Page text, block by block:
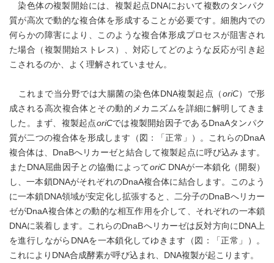
染色体の複製開始には、複製起点DNAにおいて複数のタンパク
質が高次で動的な複合体を形成することが必要です。細胞内での
何らかの障害により、このような複合体形成プロセスが阻害され
た場合（複製開始ストレス）、対応してどのような反応が引き起
こされるのか、よく理解されていません。
これまで当分野では大腸菌の染色体DNA複製起点（oriC）で形
成される高次複合体とその動的メカニズムを詳細に解明してきま
した。まず、複製起点oriCでは複製開始因子であるDnaAタンパク
質が二つの複合体を形成します（図：「正常」）。これらのDnaA
複合体は、DnaBへリカーゼと結合して複製起点に呼び込みます。
またDNA屈曲因子との協働によってoriC DNAが一本鎖化（開裂）
し、一本鎖DNAがそれぞれのDnaA複合体に結合します。このよう
に一本鎖DNA領域が安定化し拡張すると、二分子のDnaBへリカー
ゼがDnaA複合体との動的な相互作用を介して、それぞれの一本鎖
DNAに装着します。これらのDnaBへリカーゼは反対方向にDNA上
を進行しながらDNAを一本鎖化してゆきます（図：「正常」）。
これによりDNA合成酵素が呼び込まれ、DNA複製が起こります。